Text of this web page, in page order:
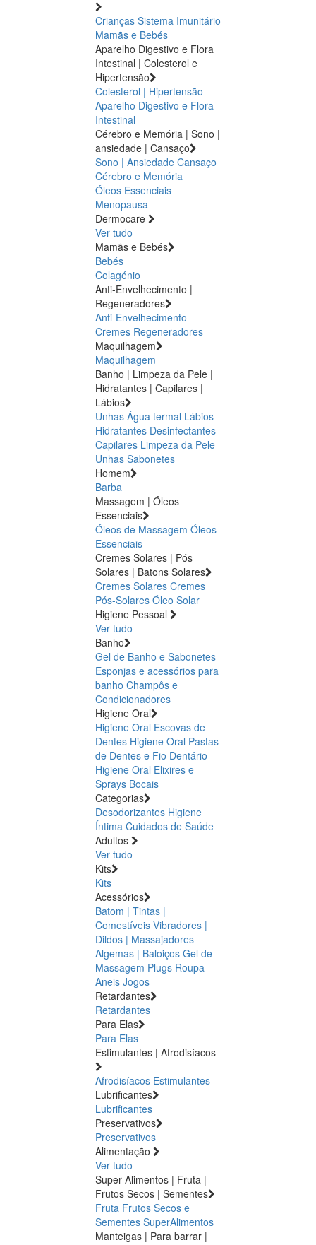
Crianças Sistema Imunitário
Mamãs e Bebés
Aparelho Digestivo e Flora
Intestinal | Colesterol e
Hipertensão
Colesterol | Hipertensão
Aparelho Digestivo e Flora
Intestinal
Cérebro e Memória | Sono |
ansiedade | Cansaço
Sono | Ansiedade Cansaço
Cérebro e Memória
Óleos Essenciais
Menopausa
Dermocare
Ver tudo
Mamãs e Bebés
Bebés
Colagénio
Anti-Envelhecimento |
Regeneradores
Anti-Envelhecimento
Cremes Regeneradores
Maquilhagem
Maquilhagem
Banho | Limpeza da Pele |
Hidratantes | Capilares |
Lábios
Unhas Água termal Lábios
Hidratantes Desinfectantes
Capilares Limpeza da Pele
Unhas Sabonetes
Homem
Barba
Massagem | Óleos
Essenciais
Óleos de Massagem Óleos
Essenciais
Cremes Solares | Pós
Solares | Batons Solares
Cremes Solares Cremes
Pós-Solares Óleo Solar
Higiene Pessoal
Ver tudo
Banho
Gel de Banho e Sabonetes
Esponjas e acessórios para
banho Champôs e
Condicionadores
Higiene Oral
Higiene Oral Escovas de
Dentes Higiene Oral Pastas
de Dentes e Fio Dentário
Higiene Oral Elixires e
Sprays Bocais
Categorias
Desodorizantes Higiene
Íntima Cuidados de Saúde
Adultos
Ver tudo
Kits
Kits
Acessórios
Batom | Tintas |
Comestíveis Vibradores |
Dildos | Massajadores
Algemas | Baloiços Gel de
Massagem Plugs Roupa
Aneis Jogos
Retardantes
Retardantes
Para Elas
Para Elas
Estimulantes | Afrodisíacos
Afrodisíacos Estimulantes
Lubrificantes
Lubrificantes
Preservativos
Preservativos
Alimentação
Ver tudo
Super Alimentos | Fruta |
Frutos Secos | Sementes
Fruta Frutos Secos e
Sementes SuperAlimentos
Manteigas | Para barrar |